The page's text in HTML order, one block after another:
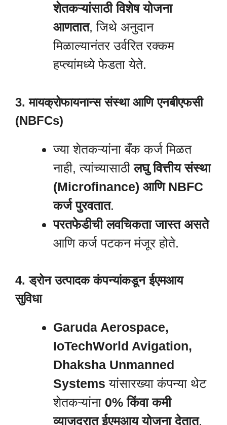
शेतकऱ्यांसाठी विशेष योजना
आणतात, जिथे अनुदान
मिळाल्यानंतर उर्वरित रक्कम
हप्त्यांमध्ये फेडता येते.
3. मायक्रोफायनान्स संस्था आणि एनबीएफसी
(NBFCs)
ज्या शेतकऱ्यांना बँक कर्ज मिळत
नाही, त्यांच्यासाठीलघु वित्तीय संस्था
(Microfinance) आणि NBFC
कर्ज पुरवतात.
परतफेडीची लवचिकता जास्त असते
आणि कर्ज पटकन मंजूर होते.
4. ड्रोन उत्पादक कंपन्यांकडून ईएमआय
सुविधा
Garuda Aerospace,
IoTechWorld Avigation,
Dhaksha Unmanned
Systems यांसारख्या कंपन्या थेट
शेतकऱ्यांना 0% किंवा कमी
व्याजदरात ईएमआय योजना देतात.